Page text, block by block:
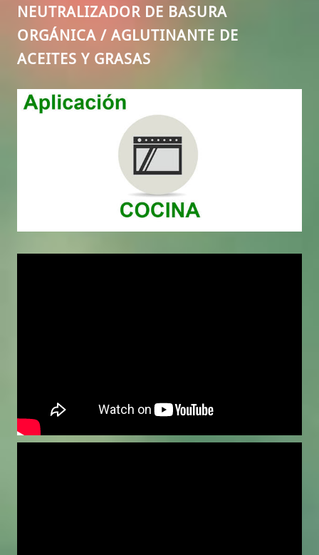
NEUTRALIZADOR DE BASURA
ORGÁNICA / AGLUTINANTE DE
ACEITES Y GRASAS